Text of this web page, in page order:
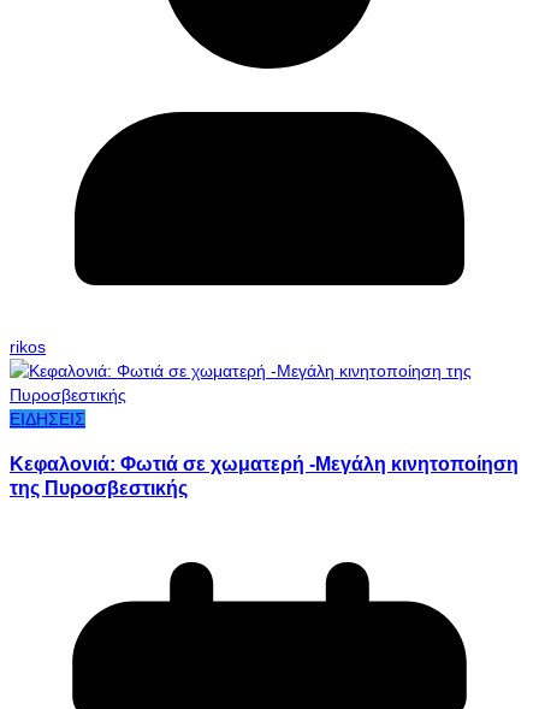
rikos
ΕΙΔΗΣΕΙΣ
Κεφαλονιά: Φωτιά σε χωματερή -Μεγάλη κινητοποίηση
της Πυροσβεστικής